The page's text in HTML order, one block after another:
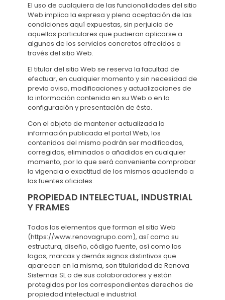
El uso de cualquiera de las funcionalidades del sitio
Web implica la expresa y plena aceptación de las
condiciones aquí expuestas, sin perjuicio de
aquellas particulares que pudieran aplicarse a
algunos de los servicios concretos ofrecidos a
través del sitio Web.
El titular del sitio Web se reserva la facultad de
efectuar, en cualquier momento y sin necesidad de
previo aviso, modificaciones y actualizaciones de
la información contenida en su Web o en la
configuración y presentación de ésta.
Con el objeto de mantener actualizada la
información publicada el portal Web, los
contenidos del mismo podrán ser modificados,
corregidos, eliminados o añadidos en cualquier
momento, por lo que será conveniente comprobar
la vigencia o exactitud de los mismos acudiendo a
las fuentes oficiales.
PROPIEDAD INTELECTUAL, INDUSTRIAL
Y FRAMES
Todos los elementos que forman el sitio Web
(https://www.renovagrupo.com), así como su
estructura, diseño, código fuente, así como los
logos, marcas y demás signos distintivos que
aparecen en la misma, son titularidad de Renova
Sistemas SL o de sus colaboradores y están
protegidos por los correspondientes derechos de
propiedad intelectual e industrial.